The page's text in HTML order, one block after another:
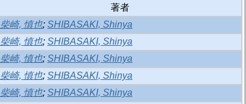
著者
柴崎, 慎也; SHIBASAKI, Shinya
柴崎, 慎也; SHIBASAKI, Shinya
柴崎, 慎也; SHIBASAKI, Shinya
柴崎, 慎也; SHIBASAKI, Shinya
柴崎, 慎也; SHIBASAKI, Shinya